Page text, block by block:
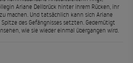
Ariane Dellbrück hinter ihrem Rücken, ihr
machen. Und tatsächlich kann sich Ariane
des Gefängnisses setzten. Gedemütigt
wie sie wieder einmal übergangen wird.